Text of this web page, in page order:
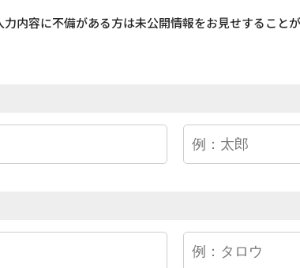
内容に不備がある方は未公開情報をお見せすること